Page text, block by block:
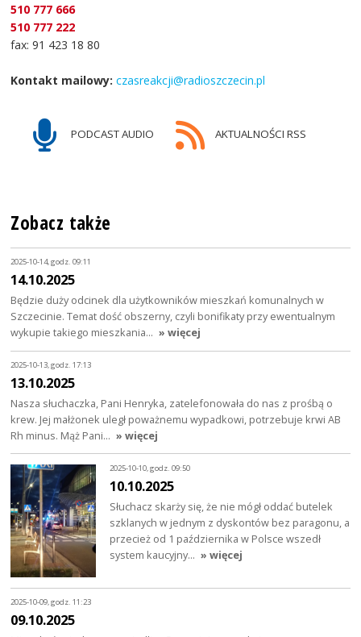
510 777 666
510 777 222
fax: 91 423 18 80
Kontakt mailowy: czasreakcji@radioszczecin.pl
PODCAST AUDIO AKTUALNOŚCI RSS
Zobacz także
2025-10-14, godz. 09:11
14.10.2025
Będzie duży odcinek dla użytkowników mieszkań komunalnych w
Szczecinie. Temat dość obszerny, czyli bonifikaty przy ewentualnym
wykupie takiego mieszkania… » więcej
2025-10-13, godz. 17:13
13.10.2025
Nasza słuchaczka, Pani Henryka, zatelefonowała do nas z prośbą o
krew. Jej małżonek uległ poważnemu wypadkowi, potrzebuje krwi AB
Rh minus. Mąż Pani… » więcej
2025-10-10, godz. 09:50
10.10.2025
Słuchacz skarży się, że nie mógł oddać butelek
szklanych w jednym z dyskontów bez paragonu, a
przecież od 1 października w Polsce wszedł
system kaucyjny… » więcej
2025-10-09, godz. 11:23
09.10.2025